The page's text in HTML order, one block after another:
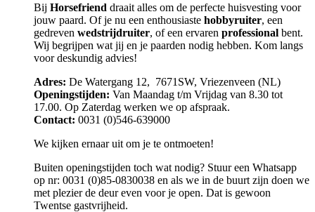
Bij Horsefriend draait alles om de perfecte huisvesting voor
jouw paard. Of je nu een enthousiaste hobbyruiter, een
gedreven wedstrijdruiter, of een ervaren professional bent.
Wij begrijpen wat jij en je paarden nodig hebben. Kom langs
voor deskundig advies!
Adres: De Watergang 12, 7671SW, Vriezenveen (NL)
Openingstijden: Van Maandag t/m Vrijdag van 8.30 tot
17.00. Op Zaterdag werken we op afspraak.
Contact: 0031 (0)546-639000
We kijken ernaar uit om je te ontmoeten!
Buiten openingstijden toch wat nodig? Stuur een Whatsapp
op nr: 0031 (0)85-0830038 en als we in de buurt zijn doen we
met plezier de deur even voor je open. Dat is gewoon
Twentse gastvrijheid.